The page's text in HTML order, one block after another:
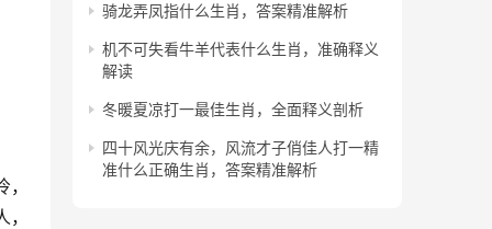
骑龙弄凤指什么生肖，答案精准解析
机不可失看牛羊代表什么生肖，准确释义
解读
冬暖夏凉打一最佳生肖，全面释义剖析
四十风光庆有余，风流才子俏佳人打一精
准什么正确生肖，答案精准解析